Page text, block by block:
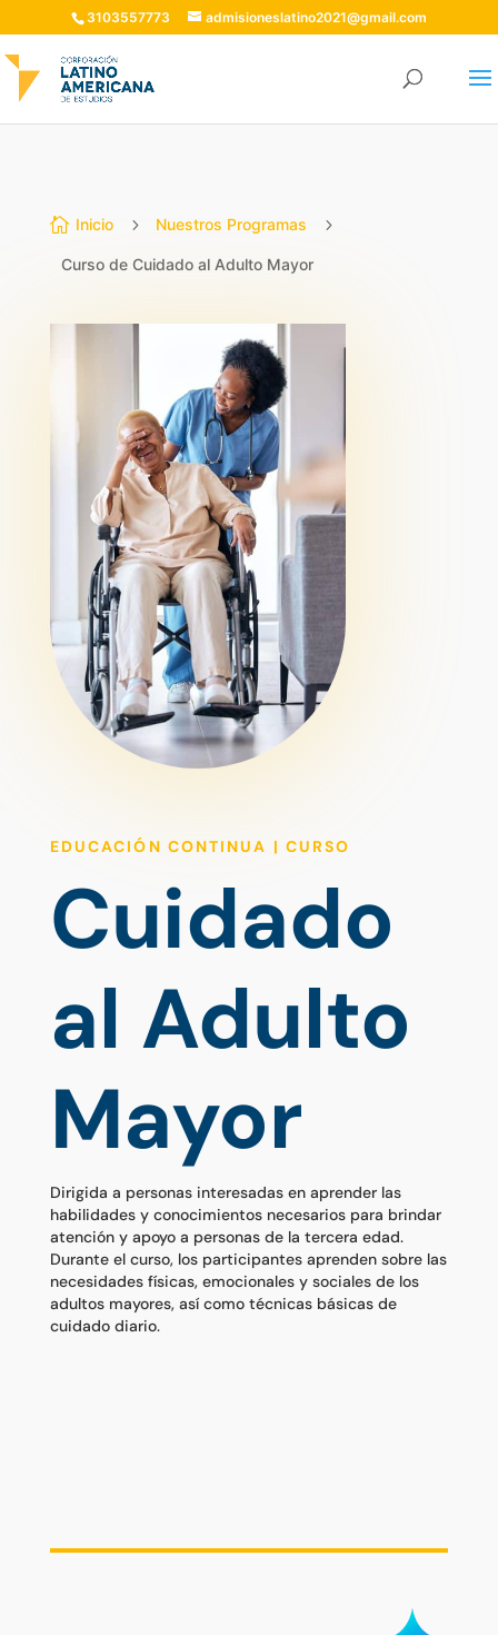
3103557773 admisioneslatino2021@gmail.com
 Inicio 5 Nuestros Programas 5
Curso de Cuidado al Adulto Mayor
EDUCACIÓN CONTINUA | CURSO
Cuidado
al Adulto
Mayor
Dirigida a personas interesadas en aprender las
habilidades y conocimientos necesarios para brindar
atención y apoyo a personas de la tercera edad.
Durante el curso, los participantes aprenden sobre las
necesidades físicas, emocionales y sociales de los
adultos mayores, así como técnicas básicas de
cuidado diario.